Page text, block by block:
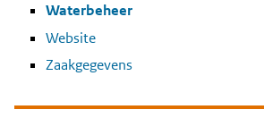
Waterbeheer
Website
Zaakgegevens